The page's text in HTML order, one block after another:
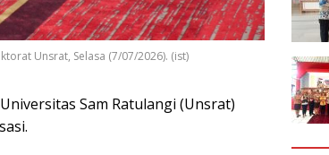
Unsrat, Selasa (7/07/2026). (ist)
Sam Ratulangi (Unsrat)